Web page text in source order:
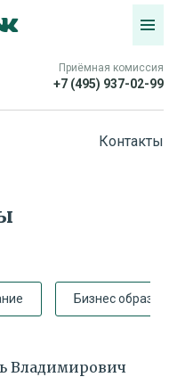
Приёмная комиссия
+7 (495) 937-02-99
Контакты
Бизнес
Владимирович